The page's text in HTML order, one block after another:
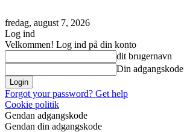
fredag, august 7, 2026
Log ind
Velkommen! Log ind på din konto
dit brugernavn
Din adgangskode
Forgot your password? Get help
Cookie politik
Gendan adgangskode
Gendan din adgangskode